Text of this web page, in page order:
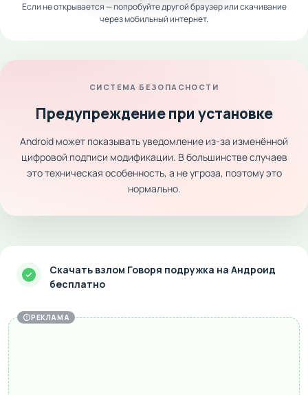
Если не открывается — попробуйте другой браузер или скачивание
через мобильный интернет.
СИСТЕМА БЕЗОПАСНОСТИ
Предупреждение при установке
Android может показывать уведомление из-за изменённой
цифровой подписи модификации. В большинстве случаев
это техническая особенность, а не угроза, поэтому это
нормально.
Скачать взлом Говоря подружка на Андроид
бесплатно
РЕКЛАМА